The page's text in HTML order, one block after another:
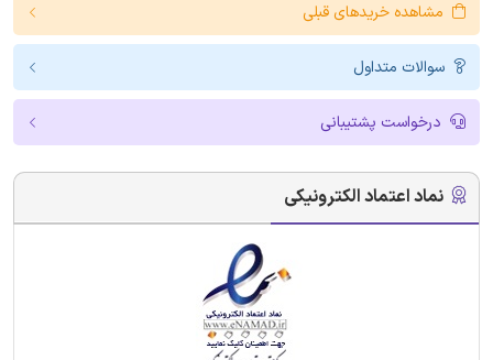
مشاهده خریدهای قبلی
سوالات متداول
درخواست پشتیبانی
نماد اعتماد الکترونیکی